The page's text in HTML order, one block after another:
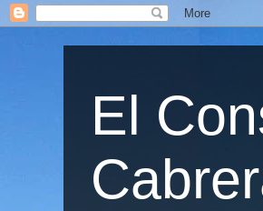
El